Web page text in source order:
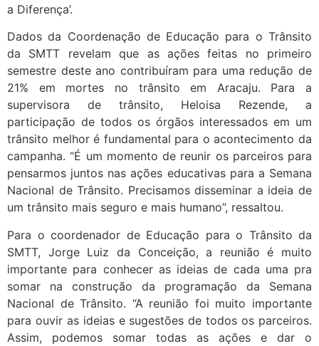
a Diferença’.
Dados da Coordenação de Educação para o Trânsito
da SMTT revelam que as ações feitas no primeiro
semestre deste ano contribuíram para uma redução de
21% em mortes no trânsito em Aracaju. Para a
supervisora de trânsito, Heloisa Rezende, a
participação de todos os órgãos interessados em um
trânsito melhor é fundamental para o acontecimento da
campanha. “É um momento de reunir os parceiros para
pensarmos juntos nas ações educativas para a Semana
Nacional de Trânsito. Precisamos disseminar a ideia de
um trânsito mais seguro e mais humano”, ressaltou.
Para o coordenador de Educação para o Trânsito da
SMTT, Jorge Luiz da Conceição, a reunião é muito
importante para conhecer as ideias de cada uma pra
somar na construção da programação da Semana
Nacional de Trânsito. “A reunião foi muito importante
para ouvir as ideias e sugestões de todos os parceiros.
Assim, podemos somar todas as ações e dar o